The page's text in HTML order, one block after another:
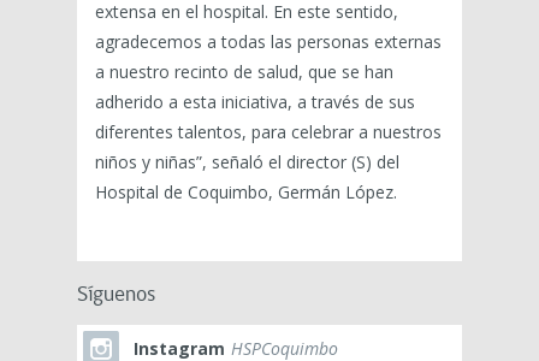
extensa en el hospital. En este sentido,
agradecemos a todas las personas externas
a nuestro recinto de salud, que se han
adherido a esta iniciativa, a través de sus
diferentes talentos, para celebrar a nuestros
niños y niñas”, señaló el director (S) del
Hospital de Coquimbo, Germán López.
Síguenos
Instagram HSPCoquimbo